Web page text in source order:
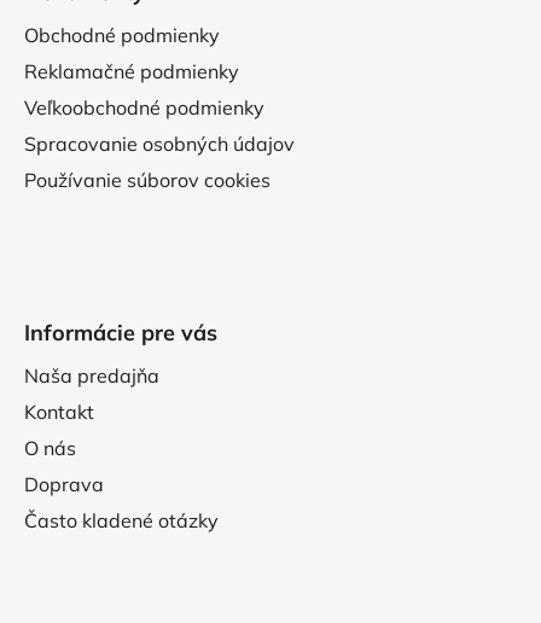
Obchodné podmienky
Reklamačné podmienky
Veľkoobchodné podmienky
Spracovanie osobných údajov
Používanie súborov cookies
Informácie pre vás
Naša predajňa
Kontakt
O nás
Doprava
Často kladené otázky